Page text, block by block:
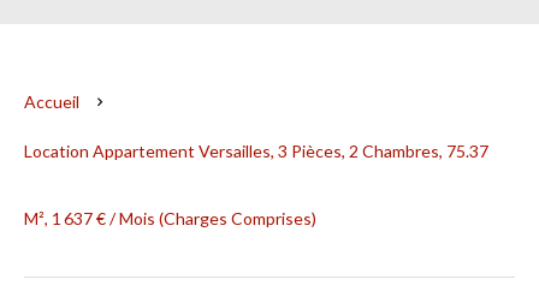
Accueil
Location Appartement Versailles, 3 Pièces, 2 Chambres, 75.37
M², 1 637 € / Mois (Charges Comprises)